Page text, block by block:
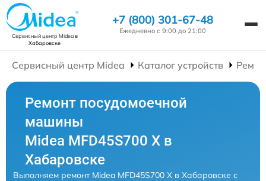
Сервисный центр Mideaв
Хабаровске
+7 (800) 301-67-48
Ежедневно с 9:00 до 21:00
Сервисный центр Midea Каталог устройств
Ремонт посудомоечной
машины
Midea MFD45S700 X в
Хабаровске
Выполняем ремонт Midea MFD45S700 X в Хабаровске с